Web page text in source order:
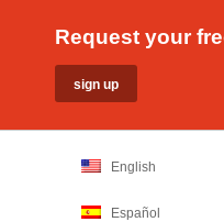
Request your
English
Español